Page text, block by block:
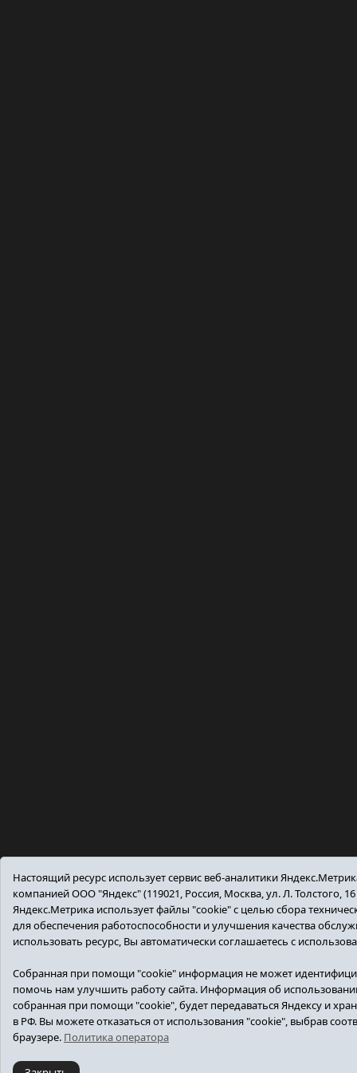
Настоящий ресурс использует сервис веб-аналитики
компанией ООО "Яндекс" (119021, Россия, Москва, ул. Л. Толстого,
Яндекс.Метрика использует файлы "cookie" с целью сбора
для обеспечения работоспособности и улучшения качества
использовать ресурс, Вы автоматически соглашаетесь с
Собранная при помощи "cookie" информация не может
помочь нам улучшить работу сайта. Информация об
собранная при помощи "cookie", будет передаваться Яндексу и
в РФ. Вы можете отказаться от использования "cookie", выбрав
браузере. Политика оператора